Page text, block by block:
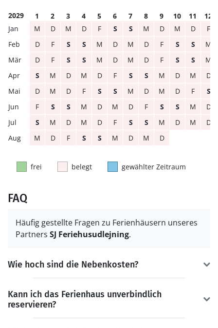
2029 1 2 3 4 5 6 7 8 9 10 11
12
M
D M D F S S M D M D
F
D
F S S M D M D F S S
M
D
F S S M D M D F S S
M
S
M D M D F S S M D M
D
D
M D F S S M D M D F
S
F
S S M D M D F S S M
D
S
M D M D F S S M D M
D
M
D F S S M D M D
frei belegt gewählter Zeitraum
FAQ
Häufig gestellte Fragen zu Ferienhäusern unseres
Partners SJ Feriehusudlejning.
Wie hoch sind die Nebenkosten?
Kann ich das Ferienhaus unverbindlich
reservieren?